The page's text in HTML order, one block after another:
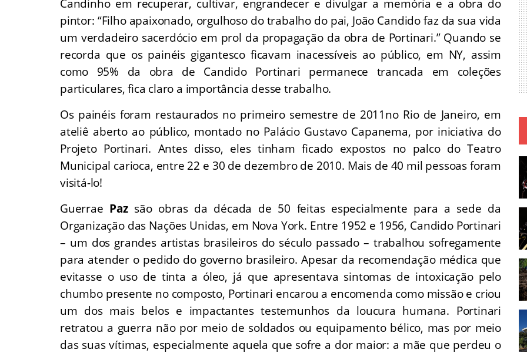
Candinho em recuperar, cultivar, engrandecer e divulgar a memória e a obra do
pintor: “Filho apaixonado, orgulhoso do trabalho do pai, João Candido faz da sua vida
um verdadeiro sacerdócio em prol da propagação da obra de Portinari.” Quando se
recorda que os painéis gigantesco ficavam inacessíveis ao público, em NY, assim
como 95% da obra de Candido Portinari permanece trancada em coleções
particulares, fica claro a importância desse trabalho.
Os painéis foram restaurados no primeiro semestre de 2011no Rio de Janeiro, em
ateliê aberto ao público, montado no Palácio Gustavo Capanema, por iniciativa do
Projeto Portinari. Antes disso, eles tinham ficado expostos no palco do Teatro
Municipal carioca, entre 22 e 30 de dezembro de 2010. Mais de 40 mil pessoas foram
visitá-lo!
Guerrae Pazsão obras da década de 50 feitas especialmente para a sede da
Organização das Nações Unidas, em Nova York. Entre 1952 e 1956, Candido Portinari
– um dos grandes artistas brasileiros do século passado – trabalhou sofregamente
para atender o pedido do governo brasileiro. Apesar da recomendação médica que
evitasse o uso de tinta a óleo, já que apresentava sintomas de intoxicação pelo
chumbo presente no composto, Portinari encarou a encomenda como missão e criou
um dos mais belos e impactantes testemunhos da loucura humana. Portinari
retratou a guerra não por meio de soldados ou equipamento bélico, mas por meio
das suas vítimas, especialmente aquela que sofre a dor maior: a mãe que perdeu o